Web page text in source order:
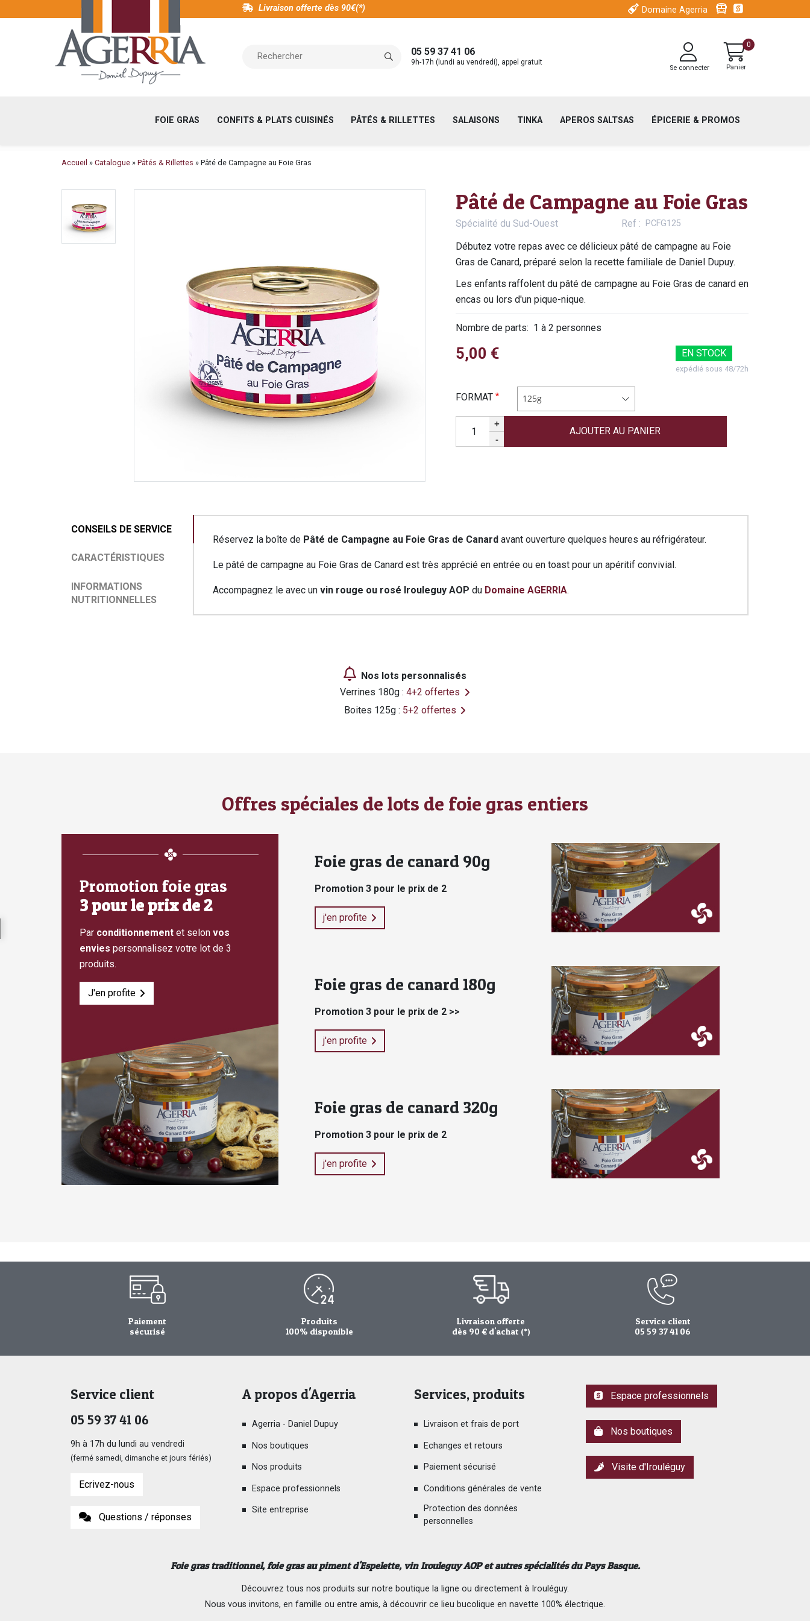
Livraison offerte dès 90€(*)
Menu
Domaine Agerria
05 59 37 41 06
9h-17h (lundi au vendredi), appel gratuit
Viticulteur
Basque
Menu
du
l'utilisateur
Se connecter Panier
0
FOIE GRAS CONFITS & PLATS CUISINÉS PÂTÉS & RILLETTES SALAISONS TINKA APEROS SALTSAS ÉPICERIE & PROMOS
Fil
Accueil Catalogue Pâtés & Rillettes Pâté de Campagne au Foie Gras
Pâté de Campagne au Foie Gras
Spécialité du Sud-Ouest Ref PCFG125
Débutez votre repas avec ce délicieux pâté de campagne au Foie
Gras de Canard, préparé selon la recette familiale de Daniel Dupuy.
Les enfants raffolent du pâté de campagne au Foie Gras de canard en
encas ou lors d'un pique-nique.
Nombre de parts 1 à 2 personnes
5,00 € EN STOCK
expédié sous 48/72h
FORMAT 125g
Quantité
-
+
CONSEILS DE SERVICE
CARACTÉRISTIQUES
INFORMATIONS
NUTRITIONNELLES
de
service
Réservez la boîte de Pâté de Campagne au Foie Gras de Canard avant ouverture quelques heures au réfrigérateur.
Le pâté de campagne au Foie Gras de Canard est très apprécié en entrée ou en toast pour un apéritif convivial.
Accompagnez le avec un vin rouge ou rosé Irouleguy AOP du Domaine AGERRIA.
Caractéristiques
Informations
Nos lots personnalisés
Verrines 180g :4+2 offertes
Boites 125g : 5+2 offertes
Offres spéciales de lots de foie gras entiers
Promotion foie gras
3 pour le prix de 2
Par conditionnement et selon vos
envies personnalisez votre lot de 3
produits.
J'en profite
Foie gras de canard 90g
Promotion 3 pour le prix de 2
j'en profite
Foie gras de canard 180g
Promotion 3 pour le prix de 2 >>
j'en profite
Foie gras de canard 320g
Promotion 3 pour le prix de 2
j'en profite
Paiement
sécurisé
Produits
100% disponible
Livraison offerte
dès 90 € d'achat (*)
Service client
05 59 37 41 06
Service client
05 59 37 41 06
9h à 17h du lundi au vendredi
(fermé samedi, dimanche et jours fériés)
Ecrivez-nous
Questions / réponses
A propos d'Agerria
Agerria - Daniel Dupuy
Nos boutiques
Nos produits
Espace professionnels
Site entreprise
Services, produits
Livraison et frais de port
Echanges et retours
Paiement sécurisé
Conditions générales de vente
Protection des données
personnelles
Espace professionnels
Nos boutiques
Visite d'Irouléguy
Foie gras traditionnel,foie gras au piment d'Espelette, vin Irouleguy AOP et autres spécialités du Pays Basque.
Découvrez tous nos produits sur notre boutique la ligne ou directement à Irouléguy.
Nous vous invitons, en famille ou entre amis, à découvrir ce lieu bucolique en navette 100% électrique.